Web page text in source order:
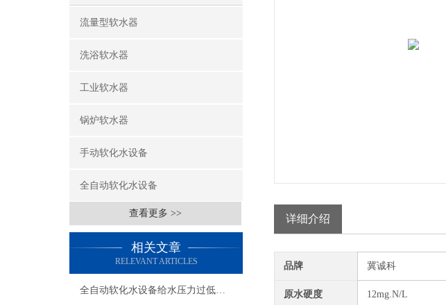
流量型软水器
洗浴软水器
工业软水器
锅炉软水器
手动软化水设备
全自动软化水设备
查看更多 >>
相关文章
RELEVANT ARTICLES
全自动软化水设备给水压力过低可能的后果分析
详细介绍
品牌 冀诚科
原水硬度 12mg.N/L